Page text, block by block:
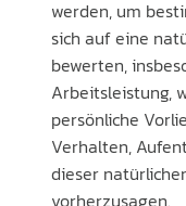
werden, um
sich auf eine
bewerten,
Arbeitsleistung,
persönliche
Verhalten,
dieser